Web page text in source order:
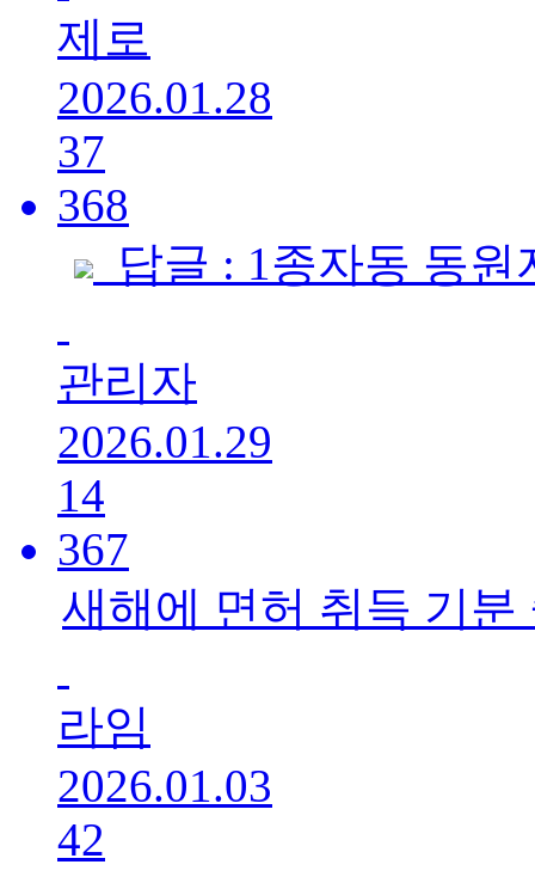
제로
2026.01.28
37
368
답글 : 1종자동 동
관리자
2026.01.29
14
367
새해에 면허 취득 기분
라임
2026.01.03
42